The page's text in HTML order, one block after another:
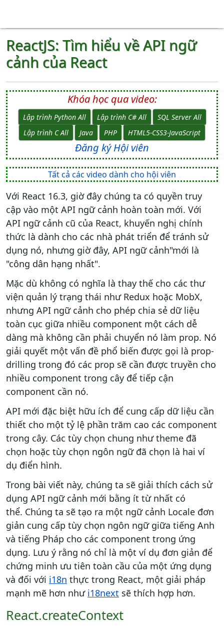
ReactJS: Tìm hiểu về API ngữ
cảnh của React
Khóa học qua video:
Lập trình Python All Lập trình C# All
SQL Server All
Lập trình C All
Java PHP HTML5-CSS3-JavaScript
Đăng ký Hội viên
Tất cả các video dành cho hội viên
Với React 16.3, giờ đây chúng ta có quyền truy
cập vào một API ngữ cảnh hoàn toàn mới. Với
API ngữ cảnh cũ của React, khuyến nghị chính
thức là dành cho các nhà phát triển để tránh sử
dụng nó, nhưng giờ đây, API ngữ cảnh"mới là
"công dân hạng nhất".
Mặc dù không có nghĩa là thay thế cho các thư
viện quản lý trạng thái như Redux hoặc MobX,
nhưng API ngữ cảnh cho phép chia sẻ dữ liệu
toàn cục giữa nhiều component một cách dễ
dàng mà không cần phải chuyển nó làm prop. Nó
giải quyết một vấn đề phổ biến được gọi là prop-
drilling trong đó các prop sẽ cần được truyền cho
nhiều component trong cây để tiếp cận
component cần nó.
API mới đặc biệt hữu ích để cung cấp dữ liệu cần
thiết cho một tỷ lệ phần trăm cao các component
trong cây. Các tùy chọn chung như theme đã
chọn hoặc tùy chọn ngôn ngữ đã chọn là hai ví
dụ điển hình.
Trong bài viết này, chúng ta sẽ giải thích cách sử
dụng API ngữ cảnh mới bằng ít từ nhất có
thể. Chúng ta sẽ tạo ra một ngữ cảnh Locale đơn
giản cung cấp tùy chọn ngôn ngữ giữa tiếng Anh
và tiếng Pháp cho các component trong ứng
dụng. Lưu ý rằng nó chỉ là một ví dụ đơn giản để
chứng minh ưu tiên toàn cầu của một ứng dụng
và đối với i18n thực trong React, một giải pháp
mạnh mẽ hơn như i18next sẽ thích hợp hơn.
React.createContext